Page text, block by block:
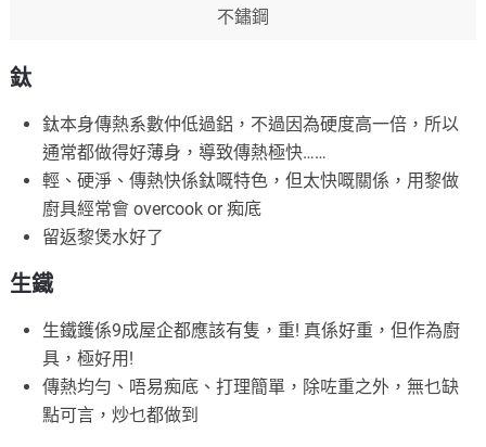
不鏽鋼
鈦
鈦本身傳熱系數仲低過鋁，不過因為硬度高一倍，所以
通常都做得好薄身，導致傳熱極快……
輕、硬淨、傳熱快係鈦嘅特色，但太快嘅關係，用黎做
廚具經常會 overcook or 痴底
留返黎煲水好了
生鐵
生鐵鑊係9成屋企都應該有隻，重! 真係好重，但作為廚
具，極好用!
傳熱均勻、唔易痴底、打理簡單，除咗重之外，無乜缺
點可言，炒乜都做到